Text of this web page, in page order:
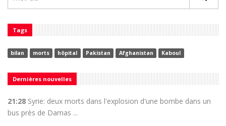
Tags
bilan morts hôpital Pakistan Afghanistan Kaboul
Dernières nouvelles
21:28 Syrie: deux morts dans l'explosion d'une bombe dans un
bus près de Damas ...